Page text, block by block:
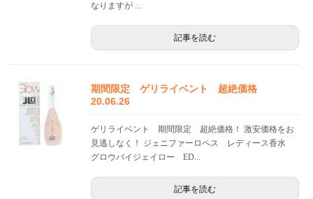
なりますが ...
記事を読む
期間限定 ゲリライベント 超絶価格
20.06.26
ゲリライベント 期間限定 超絶価格！ 激安価格をお
見逃しなく！ ジェニファーロペス レディース香水
グロウバイジェイロー ED...
記事を読む